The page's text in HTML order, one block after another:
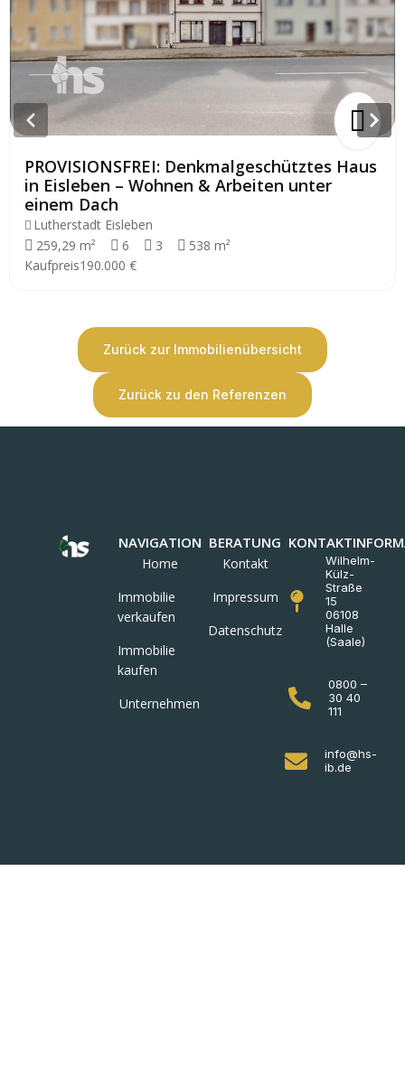
PROVISIONSFREI: Denkmalgeschütztes Haus
in Eisleben – Wohnen & Arbeiten unter
einem Dach
Lutherstadt Eisleben
259,29 m²
6 3
538 m²
Kaufpreis190.000 €
Zurück zur Immobilienübersicht
Zurück zu den Referenzen
NAVIGATION
Home
Immobilie
verkaufen
Immobilie
kaufen
Unternehmen
BERATUNG
Kontakt
Impressum
Datenschutz
Wilhelm-
Külz-
Straße
15
06108
Halle
(Saale)
0800 –
30 40
111
info@hs-
ib.de